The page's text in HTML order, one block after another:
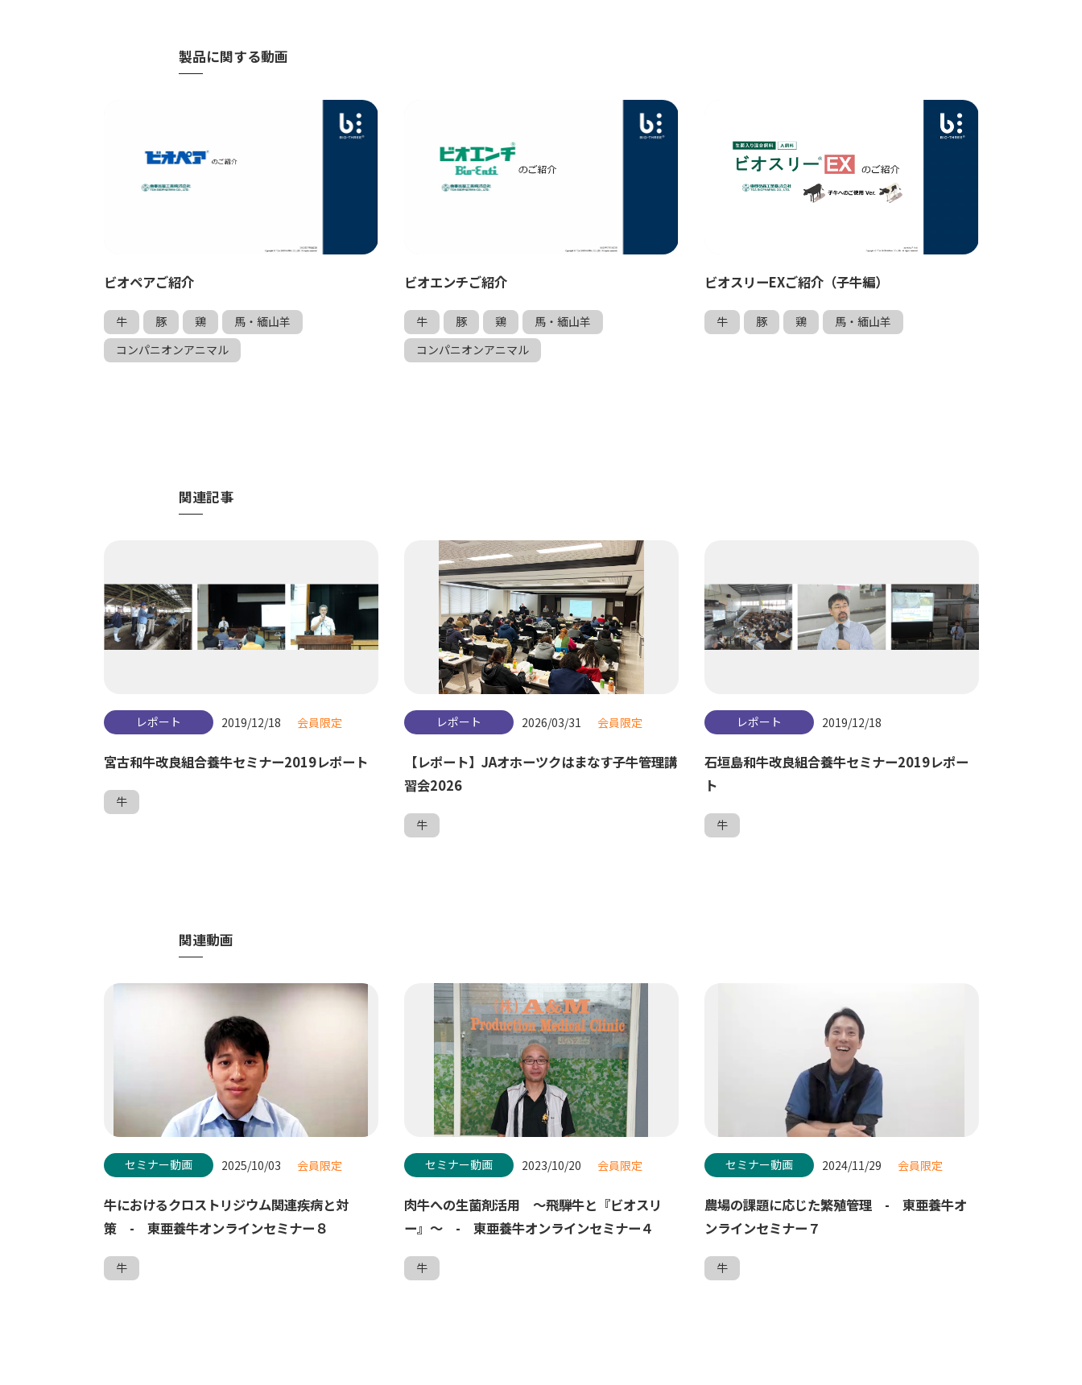
製品に関する動画
ビオペアご紹介
牛 豚 鶏
馬・緬山羊
コンパニオンアニマル
ビオエンチご紹介
牛 豚 鶏
馬・緬山羊
コンパニオンアニマル
ビオスリーEXご紹介（子牛編）
牛 豚 鶏 馬・緬山羊
関連記事
レポート 2019/12/18 会員限定
宮古和牛改良組合養牛セミナー2019レポート
牛
レポート 2026/03/31 会員限定
【レポート】JAオホーツクはまなす子牛管理講
習会2026
牛
レポート 2019/12/18
石垣島和牛改良組合養牛セミナー2019レポー
ト
牛
関連動画
セミナー動画 2025/10/03 会員限定
牛におけるクロストリジウム関連疾病と対
策 - 東亜養牛オンラインセミナー８
牛
セミナー動画 2023/10/20 会員限定
肉牛への生菌剤活用 ～飛騨牛と『ビオスリ
ー』～ - 東亜養牛オンラインセミナー４
牛
セミナー動画 2024/11/29 会員限定
農場の課題に応じた繁殖管理 - 東亜養牛オ
ンラインセミナー７
牛